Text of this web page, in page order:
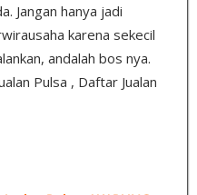
Jangan hanya jadi
karena sekecil
andalah bos nya.
Pulsa , Daftar Jualan